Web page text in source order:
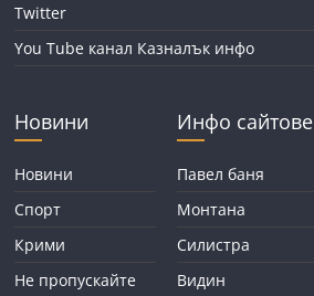
Twitter
You Tube канал Казналък инфо
Новини
Новини
Спорт
Крими
Не пропускайте
Инфо сайтове
Павел баня
Монтана
Силистра
Видин